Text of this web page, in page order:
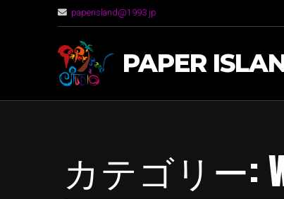
paperisland@1993.jp
PAPER
カテゴリー: